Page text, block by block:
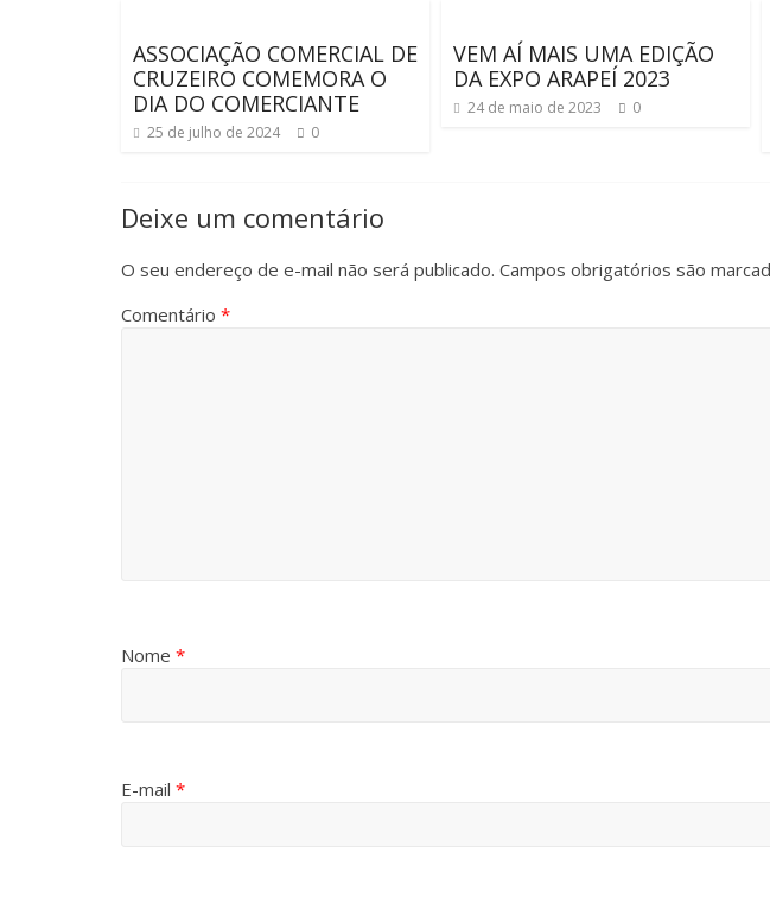
ASSOCIAÇÃO COMERCIAL DE
CRUZEIRO COMEMORA O
DIA DO COMERCIANTE
25 de julho de 2024 0
VEM AÍ MAIS UMA EDIÇÃO
DA EXPO ARAPEÍ 2023
24 de maio de 2023 0
Deixe um comentário
O seu endereço de e-mail não será publicado. Campos obrigatórios são
Comentário *
Nome *
E-mail *